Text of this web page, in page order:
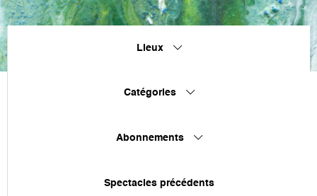
Lieux
Catégories
Abonnements
Spectacles précédents